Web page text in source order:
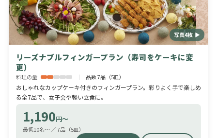
写真4枚 ▶
リーズナブルフィンガープラン（寿司をケーキに変
更）
料理の量 品数 7品（5皿）
おしゃれなカップケーキ付きのフィンガープラン。彩りよく手で楽しめ
る全7品で、女子会や軽い立食に。
1,190円〜
最低10名〜 ／ 7品（5皿）